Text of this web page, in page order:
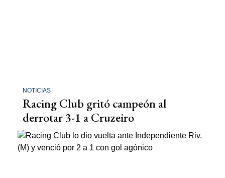
NOTICIAS
Racing Club gritó campeón al
derrotar 3-1 a Cruzeiro